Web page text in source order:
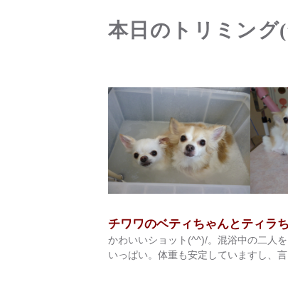
本日のトリミング
チワワのベティちゃんとティラ
かわいいショット(^^)/。混浴中の二人
いっぱい。体重も安定していますし、